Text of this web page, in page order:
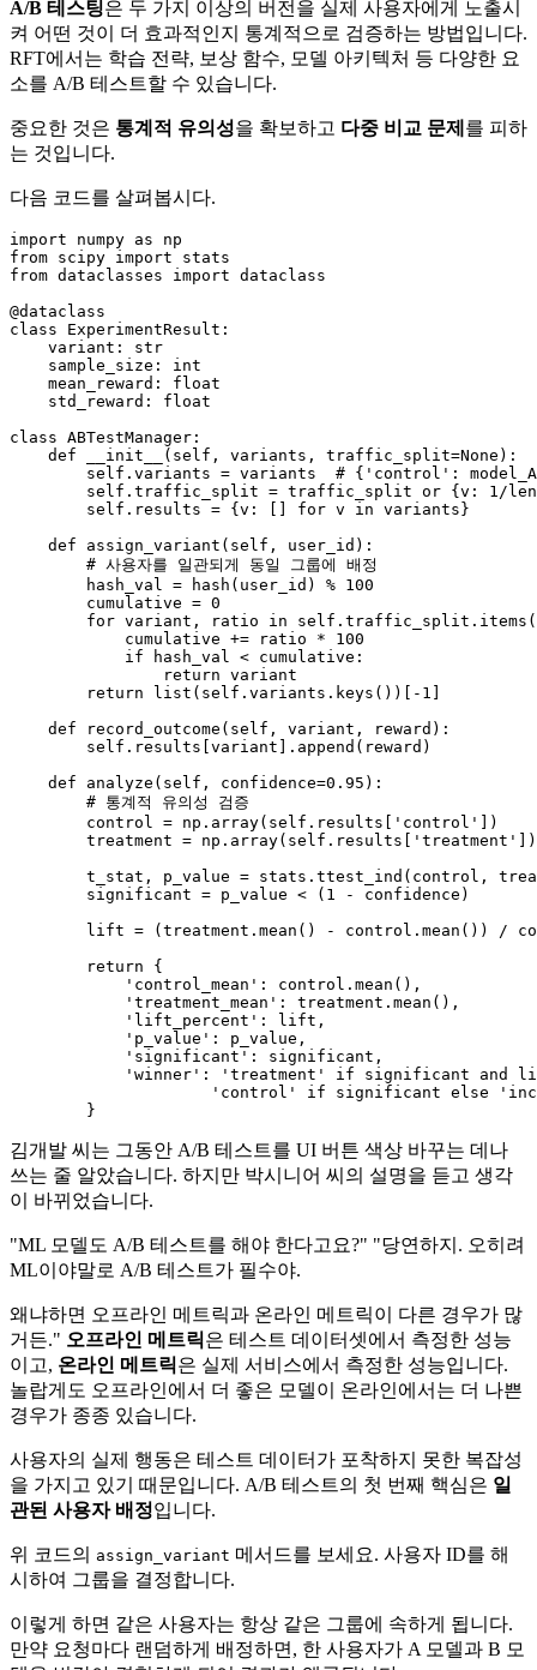
A/B 테스팅은 두 가지 이상의 버전을 실제 사용자에게 노출시
켜 어떤 것이 더 효과적인지 통계적으로 검증하는 방법입니다.
RFT에서는 학습 전략, 보상 함수, 모델 아키텍처 등 다양한 요
소를 A/B 테스트할 수 있습니다.
중요한 것은 통계적 유의성을 확보하고 다중 비교 문제 를 피하
는 것입니다.
다음 코드를 살펴봅시다.
import numpy as
from scipy import
from dataclasses import dataclass
@dataclass
class
ExperimentResult :
    variant:
str
    sample_size:
int
    mean_reward:
float
    std_reward:
float
class ABTestManager :
def
__init__ ( self, variants, traffic_split=None ):
self .variants = variants # {'control':
self .traffic_split = traffic_split or {v: 1 /len
self .results = {v: [] for v in variants}
def
assign_variant ( self, user_id ):
# 사용자를 일관되게 동일 그룹에 배정
        hash_val =
hash (user_id) % 100
        cumulative =
0
for variant, ratio in self
            cumulative += ratio *
100
if hash_val < cumulative:
return variant
return
list ( self .variants.keys())[- 1 ]
def
record_outcome ( self, variant, reward ):
self .results[variant].append(reward)
def
analyze ( self, confidence=0.95 ):
# 통계적 유의성 검증
        control = np.array(
self .results[ 'control' ])
        treatment = np.array(
self .results[ 'treatment' ])
t_stat, p_value = stats.ttest_ind(control,
        significant = p_value < (
1
- confidence)
lift = (treatment.mean() - control.mean()) /
return {
'control_mean' : control.mean(),
'treatment_mean' : treatment.mean(),
'lift_percent' : lift,
'p_value' : p_value,
'significant' : significant,
'winner' : 'treatment' if significant and
'control'
if significant else
김개발 씨는 그동안 A/B 테스트를 UI 버튼 색상 바꾸는 데나
쓰는 줄 알았습니다. 하지만 박시니어 씨의 설명을 듣고 생각
이 바뀌었습니다.
"ML 모델도 A/B 테스트를 해야 한다고요?" "당연하지. 오히려
ML이야말로 A/B 테스트가 필수야.
왜냐하면 오프라인 메트릭과 온라인 메트릭이 다른 경우가 많
거든." 오프라인 메트릭은 테스트 데이터셋에서 측정한 성능
이고, 온라인 메트릭은 실제 서비스에서 측정한 성능입니다.
놀랍게도 오프라인에서 더 좋은 모델이 온라인에서는 더 나쁜
경우가 종종 있습니다.
사용자의 실제 행동은 테스트 데이터가 포착하지 못한 복잡성
을 가지고 있기 때문입니다. A/B 테스트의 첫 번째 핵심은 일
관된 사용자 배정입니다.
위 코드의 assign_variant 메서드를 보세요. 사용자 ID를 해
시하여 그룹을 결정합니다.
이렇게 하면 같은 사용자는 항상 같은 그룹에 속하게 됩니다.
만약 요청마다 랜덤하게 배정하면, 한 사용자가 A 모델과 B 모